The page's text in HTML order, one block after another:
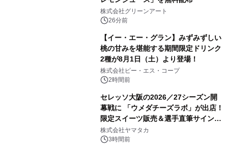
株式会社グリーンアート
26分前
【イー・エー・グラン】みずみずしい
桃の甘みを堪能する期間限定ドリンク
2種が8月1日（土）より登場！
株式会社ピー・エス・コープ
2時間前
セレッソ大阪の2026／27シーズン開
幕戦に 「ウメダチーズラボ」が出店！
限定スイーツ販売＆選手直筆サイング
ッズが当たる抽選会を 8月8日に開催
株式会社ヤマタカ
3時間前